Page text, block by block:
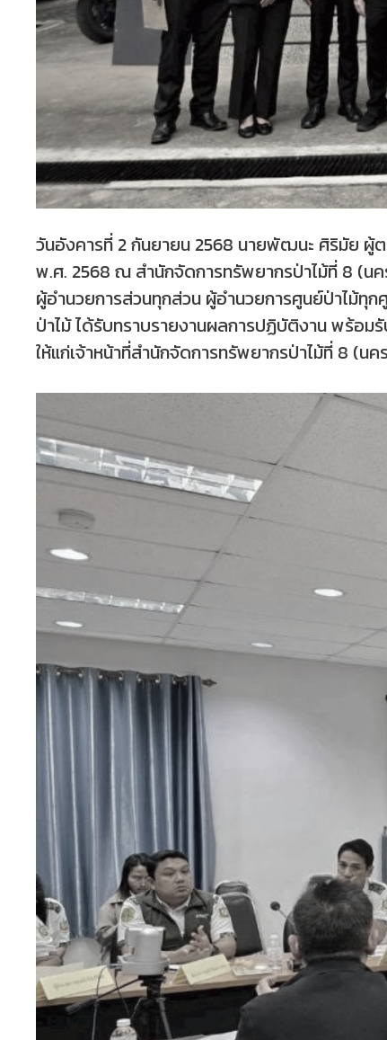
วันอังคารที่ 2 กันยายน 2568 นายพัฒนะ ศิริมัย ผู้
พ.ศ. 2568 ณ สำนักจัดการทรัพยากรป่าไม้ที่ 8 (น
ผู้อำนวยการส่วนทุกส่วน ผู้อำนวยการศูนย์ป่าไม้ทุก
ป่าไม้ ได้รับทราบรายงานผลการปฏิบัติงาน พร้อม
ให้แก่เจ้าหน้าที่สำนักจัดการทรัพยากรป่าไม้ที่ 8 (น